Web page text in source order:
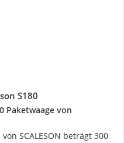
S180
Paketwaage von
SCALESON beträgt 300